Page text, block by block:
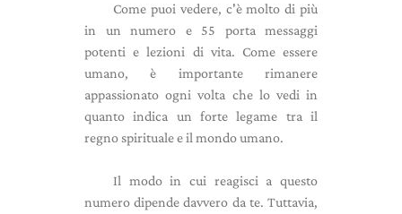
Come puoi vedere, c'è molto di più
in un numero e 55 porta messaggi
potenti e lezioni di vita. Come essere
umano, è importante rimanere
appassionato ogni volta che lo vedi in
quanto indica un forte legame tra il
regno spirituale e il mondo umano.
Il modo in cui reagisci a questo
numero dipende davvero da te. Tuttavia,